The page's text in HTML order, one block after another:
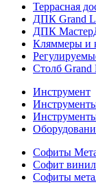
Террасная
ДПК Grand
ДПК
Кляммеры и
Столб
Инструмент
Софиты
Софит
Софиты